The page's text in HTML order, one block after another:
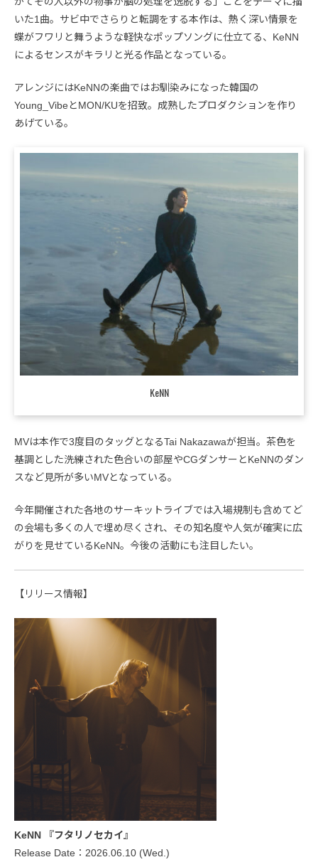
いた1曲。サビ中でさらりと転調をする本作は、熱く深い情景を
蝶がフワリと舞うような軽快なポップソングに仕立てる、KeNN
によるセンスがキラリと光る作品となっている。
アレンジにはKeNNの楽曲ではお馴染みになった韓国の
Young_VibeとMON/KUを招致。成熟したプロダクションを作り
あげている。
KeNN
MVは本作で3度目のタッグとなるTai Nakazawaが担当。茶色を
基調とした洗練された色合いの部屋やCGダンサーとKeNNのダン
スなど見所が多いMVとなっている。
今年開催された各地のサーキットライブでは入場規制も含めてど
の会場も多くの人で埋め尽くされ、その知名度や人気が確実に広
がりを見せているKeNN。今後の活動にも注目したい。
【リリース情報】
KeNN 『フタリノセカイ』
Release Date：2026.06.10 (Wed.)